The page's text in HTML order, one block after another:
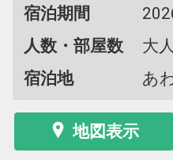
宿泊期間
人数・部屋数
大
宿泊地
あ
地図表示